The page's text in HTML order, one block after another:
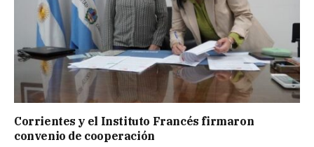
Corrientes y el Instituto Francés firmaron
convenio de cooperación